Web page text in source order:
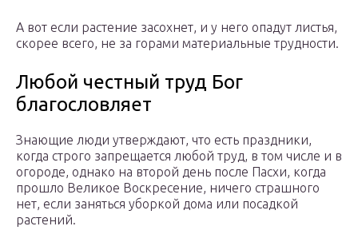
А вот если растение засохнет, и у него опадут листья,
скорее всего, не за горами материальные трудности.
Любой честный труд Бог
благословляет
Знающие люди утверждают, что есть праздники,
когда строго запрещается любой труд, в том числе и в
огороде, однако на второй день после Пасхи, когда
прошло Великое Воскресение, ничего страшного
нет, если заняться уборкой дома или посадкой
растений.